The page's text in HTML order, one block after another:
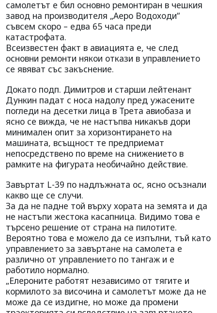
самолетът е бил основно ремонтиран в чешкия
завод на производителя „Аеро Водоходи“
съвсем скоро – едва 65 часа преди
катастрофата.
Всеизвестен факт в авиацията е, че след
основни ремонти някои откази в управлението
се явяват със закъснение.
Докато подп. Димитров и старши лейтенант
Дункин падат с носа надолу пред ужасените
погледи на десетки лица в Трета авиобаза и
ясно се вижда, че не настъпва никакъв дори
минимален опит за хоризонтирането на
машината, всъщност те предприемат
непосредствено по време на снижението в
рамките на фигурата необичайно действие.
Завъртат L-39 по надлъжната ос, ясно осъзнали
какво ще се случи.
За да не падне той върху хората на земята и да
не настъпи жестока касапница. Видимо това е
търсено решение от страна на пилотите.
Вероятно това е можело да се изпълни, тъй като
управлението за завъртане на самолета е
различно от управлението по тангаж и е
работило нормално.
„Елероните работят независимо от тягите и
кормилото за височина и самолетът може да не
може да се издигне, но може да промени